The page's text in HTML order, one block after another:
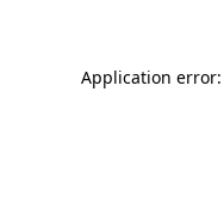
Application